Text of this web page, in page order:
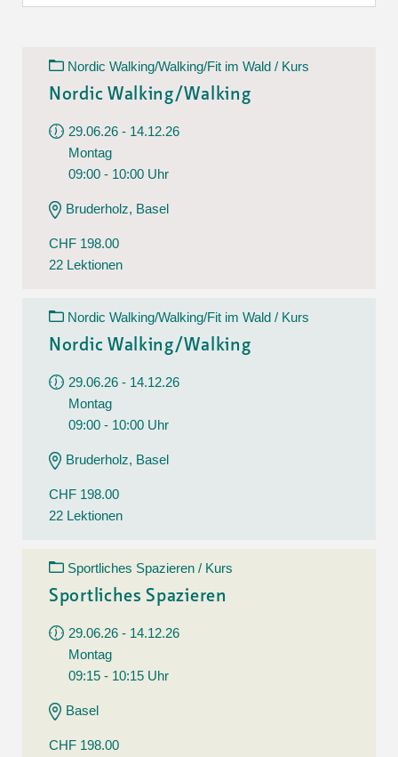
Nordic Walking/Walking/Fit im Wald / Kurs
Nordic Walking/Walking
29.06.26 - 14.12.26
Montag
09:00 - 10:00 Uhr
Bruderholz, Basel
CHF 198.00
22 Lektionen
Nordic Walking/Walking/Fit im Wald / Kurs
Nordic Walking/Walking
29.06.26 - 14.12.26
Montag
09:00 - 10:00 Uhr
Bruderholz, Basel
CHF 198.00
22 Lektionen
Sportliches Spazieren / Kurs
Sportliches Spazieren
29.06.26 - 14.12.26
Montag
09:15 - 10:15 Uhr
Basel
CHF 198.00